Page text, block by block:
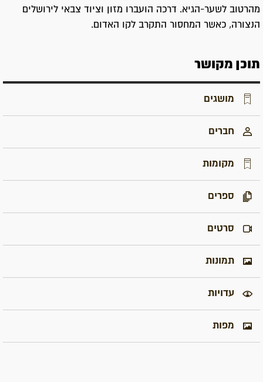
מהרטוב לשער-הגיא. דרכה הועברו מזון וציוד צבאי לירושלים
הנצורה, כאשר המחסור התקרב לקו האדום.
תוכן מקושר
מושגים
חברים
מקומות
ספרים
סרטים
תמונות
עדויות
מפות